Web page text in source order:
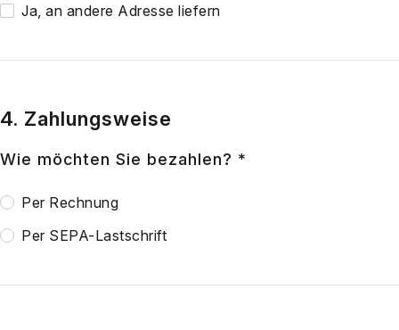
Ja, an ande­re Adres­se lie­fern
4. Zahlungsweise
Wie möch­ten Sie bezah­len? *
Per Rech­nung
Per SEPA-Last­schrift